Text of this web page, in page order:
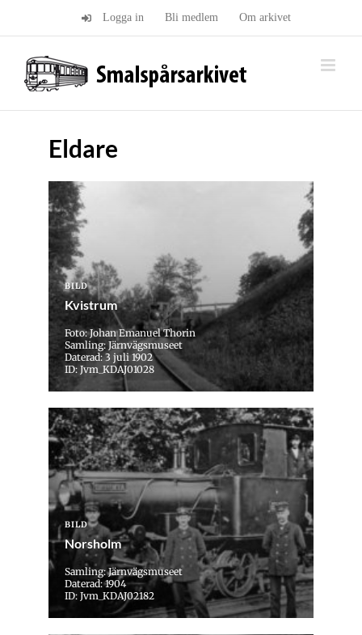
Logga in Bli medlem Om arkivet
Eldare
BILD
Kvistrum
Foto: Johan Emanuel Thorin
Samling: Järnvägsmuseet
Daterad: 3 juli 1902
ID: Jvm_KDAJ01028
BILD
Norsholm
Samling: Järnvägsmuseet
Daterad: 1904
ID: Jvm_KDAJ02182